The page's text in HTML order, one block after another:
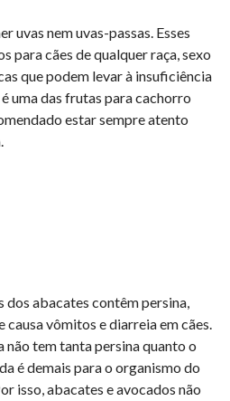
uvas nem uvas-passas. Esses
para cães de qualquer raça, sexo
que podem levar à insuficiência
uma das frutas para cachorro
estar sempre atento
dos abacates contêm persina,
causa vômitos e diarreia em cães.
tem tanta persina quanto o
é demais para o organismo do
isso, abacates e avocados não